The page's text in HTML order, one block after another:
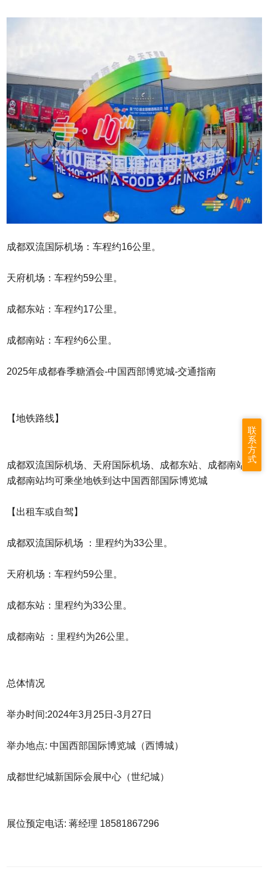
成都双流国际机场：车程约16公里。
天府机场：车程约59公里。
成都东站：车程约17公里。
成都南站：车程约6公里。
2025年成都春季糖酒会-中国西部博览城-交通指南
【地铁路线】
成都双流国际机场、天府国际机场、成都东站、成都南站、
成都南站均可乘坐地铁到达中国西部国际博览城
【出租车或自驾】
成都双流国际机场 ：里程约为33公里。
天府机场：车程约59公里。
成都东站：里程约为33公里。
成都南站 ：里程约为26公里。
总体情况
举办时间:2024年3月25日-3月27日
举办地点: 中国西部国际博览城（西博城）
成都世纪城新国际会展中心（世纪城）
展位预定电话: 蒋经理 18581867296
联
系
方
式